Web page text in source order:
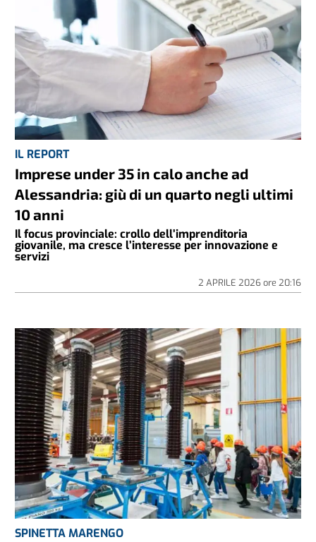
IL REPORT
Imprese under 35 in calo anche ad
Alessandria: giù di un quarto negli ultimi
10 anni
Il focus provinciale: crollo dell’imprenditoria
giovanile, ma cresce l’interesse per innovazione e
servizi
2 APRILE 2026ore 20:16
SPINETTA MARENGO